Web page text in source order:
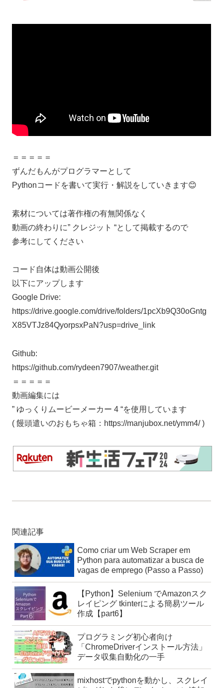
＝＝＝＝＝
ずんだもんがプログラマーとして
Pythonコードを書いて実行・解説をしていきます😊
素材については著作権の有無関係なく
動画の終わりに” クレジット “として掲載するので
参考にしてください
コード自体は動画公開後
以下にアップします
Google Drive:
https://drive.google.com/drive/folders/1pcXb9Q30oGntg
X85VTJz84QyorpsxPaN?usp=drive_link
Github:
https://github.com/rydeen7907/weather.git
＝＝＝＝＝
動画編集には
” ゆっくりムービーメーカー 4 “を使用しています
( 饅頭遣いのおもちゃ箱：https://manjubox.net/ymm4/ )
関連記事
Como criar um Web Scraper em
Python para automatizar a busca de
vagas de emprego (Passo a Passo)
【Python】Selenium でAmazonスク
レイピング tkinterによる簡易ツール
作成【part6】
プログラミング初心者向け
「ChromeDriverインストール方法」
データ収集自動化の一手
mixhostでpythonを動かし、スクレイ